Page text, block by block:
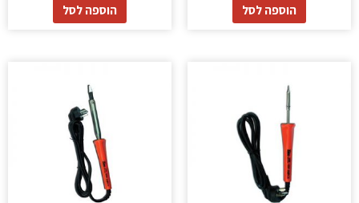
הוספה לסל הוספה לסל